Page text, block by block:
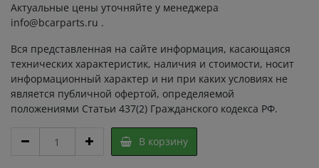
Актуальные цены уточняйте у менеджера
info@bcarparts.ru .
Вся представленная на сайте информация, касающаяся
технических характеристик, наличия и стоимости, носит
информационный характер и ни при каких условиях не
является публичной офертой, определяемой
положениями Статьи 437(2) Гражданского кодекса РФ.
7005
В корзину